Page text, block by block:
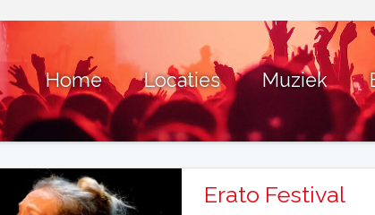
Home Locaties Muziek
Erato Festival